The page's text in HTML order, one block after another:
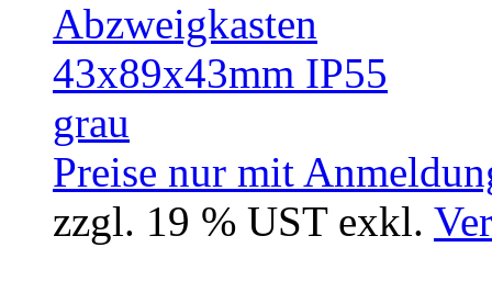
Preise nur mit
zzgl. 19 % UST exkl.